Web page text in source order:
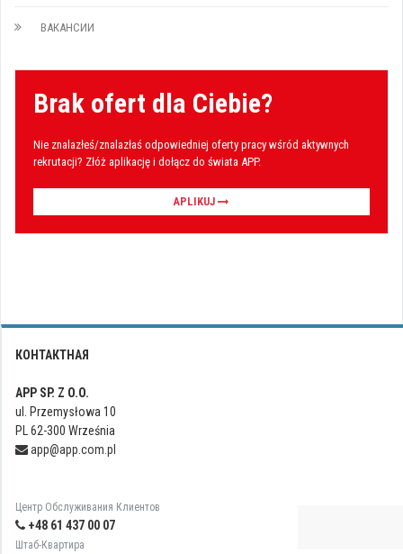
ВАКАНСИИ
Brak ofert dla Ciebie?
Nie znalazłeś/znalazłaś odpowiedniej oferty pracy wśród aktywnych
rekrutacji? Złóż aplikację i dołącz do świata APP.
APLIKUJ
КОНТАКТНАЯ
APP SP. Z O.O.
ul. Przemysłowa 10
PL 62-300 Września
app@app.com.pl
Центр Обслуживания Клиентов
+48 61 437 00 07
Штаб-Квартира